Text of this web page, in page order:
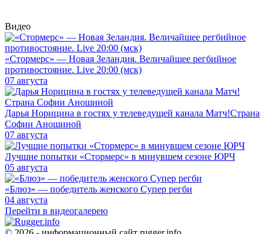
Видео
«Стормерс» — Новая Зеландия. Величайшее регбийное
противостояние. Live 20:00 (мск)
07 августа
Дарья Норицина в гостях у телеведущей канала Матч!Страна
Софии Аношиной
07 августа
Лучшие попытки «Стормерс» в минувшем сезоне ЮРЧ
05 августа
«Блюз» — победитель женского Супер регби
04 августа
Перейти в видеогалерею